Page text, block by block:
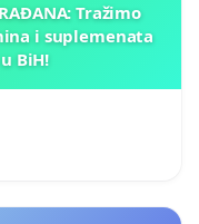
Tražimo
i suplemenata
BiH!